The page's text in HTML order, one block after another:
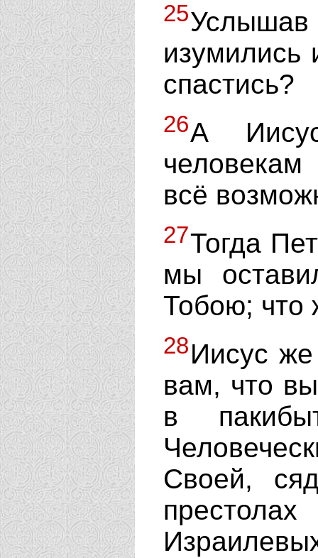
25
изумились
спастись?
26А
всё
27Тогда
мы
Тобою; что
28Иисус
вам, что
в
Своей,